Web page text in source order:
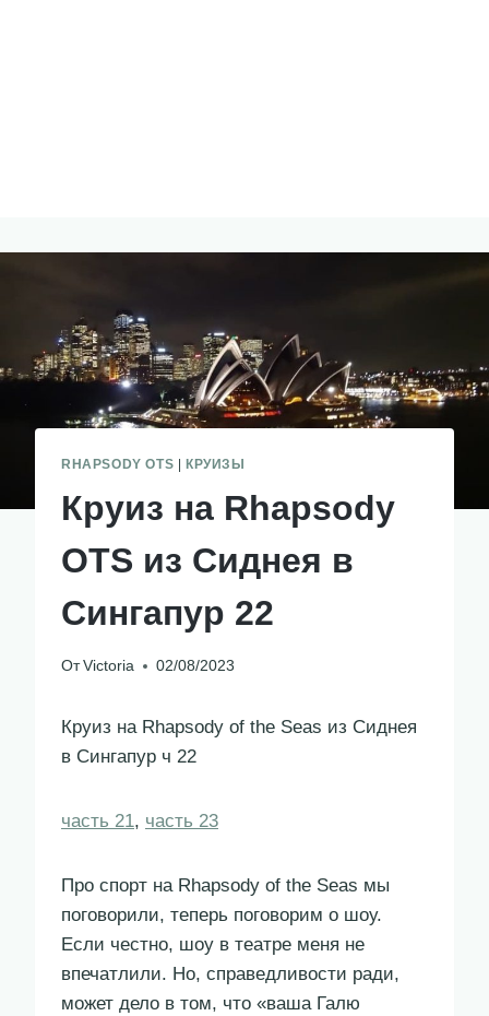
RHAPSODY OTS КРУИЗЫ
Круиз на Rhapsody
OTS из Сиднея в
Сингапур 22
От Victoria 02/08/2023
Круиз на Rhapsody of the Seas из Сиднея
в Сингапур ч 22
часть 21, часть 23
Про спорт на Rhapsody of the Seas мы
поговорили, теперь поговорим о шоу.
Если честно, шоу в театре меня не
впечатлили. Но, справедливости ради,
может дело в том, что «ваша Галю